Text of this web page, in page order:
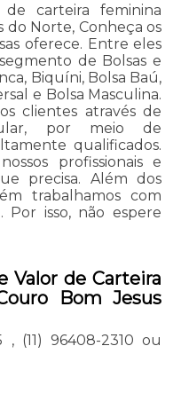
carteira feminina
Norte, Conheça os
oferece. Entre eles
de Bolsas e
Biquíni, Bolsa Baú,
e Bolsa Masculina.
clientes através de
por meio de
qualificados.
profissionais e
precisa. Além dos
trabalhamos com
Por isso, não espere
Valor de Carteira
Bom Jesus
, (11) 96408-2310 ou